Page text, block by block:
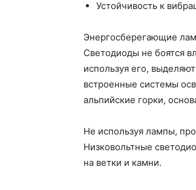
Устойчивость к
Энергосберегающие
Светодиоды не боятся
используя его,
встроенные системы
альпийские горки,
Не используя лампы,
Низковольтные
на ветки и камни.